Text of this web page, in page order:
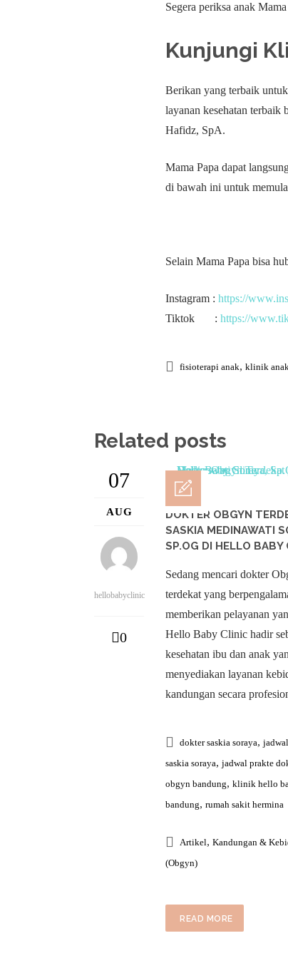
Segera periksa anak
Kunjungi
Berikan yang terbaik
layanan kesehatan
Hafidz, SpA.
Mama Papa dapat
di bawah ini untuk
Selain Mama Papa bisa
Instagram : https://
Tiktok : https://
fisioterapi anak, klinik
Related posts
07
AUG
hellobabyclinic
0
DOKTER OBGYN
SASKIA MEDINAWATI
SP.OG DI HELLO BABY
Sedang mencari dokter
terdekat yang
memberikan pelayanan
Hello Baby Clinic hadir
kesehatan ibu dan anak
menyediakan layanan
kandungan secara
dokter saskia soraya,
saskia soraya, jadwal prakte
obgyn bandung, klinik hello
bandung, rumah sakit hermina
Artikel, Kandungan &
(Obgyn)
READ MORE